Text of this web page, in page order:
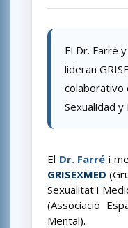
El Dr. Farré
lideran
colaborativo
Sexualidad y
El Dr. Farré i
GRISEXMED
Sexualitat i
(Associació
Mental).